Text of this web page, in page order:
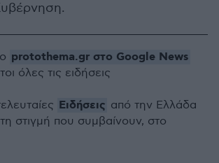
protothema.gr στο Google News
όλες τις ειδήσεις
Ειδήσεις από την Ελλάδα
στιγμή που συμβαίνουν, στο